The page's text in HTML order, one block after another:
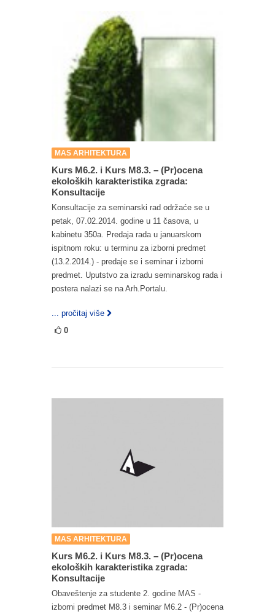
MAS ARHITEKTURA
Kurs M6.2. i Kurs M8.3. – (Pr)ocena
ekoloških karakteristika zgrada:
Konsultacije
Konsultacije za seminarski rad održaće se u
petak, 07.02.2014. godine u 11 časova, u
kabinetu 350a. Predaja rada u januarskom
ispitnom roku: u terminu za izborni predmet
(13.2.2014.) - predaje se i seminar i izborni
predmet. Uputstvo za izradu seminarskog rada i
postera nalazi se na Arh.Portalu.
... pročitaj više
0
MAS ARHITEKTURA
Kurs M6.2. i Kurs M8.3. – (Pr)ocena
ekoloških karakteristika zgrada:
Konsultacije
Obaveštenje za studente 2. godine MAS -
izborni predmet M8.3 i seminar M6.2 - (Pr)ocena